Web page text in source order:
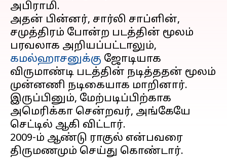
அபிராமி.
அதன் பின்னர், சார்லி சாப்ளின்,
சமுத்திரம் போன்ற படத்தின் மூலம்
பரவலாக அறியப்பட்டாலும்,
கமல்ஹாசனுக்கு ஜோடியாக
விருமாண்டி படத்தின் நடித்ததன் மூலம்
முன்னணி நடிகையாக மாறினார்.
இருப்பினும், மேற்படிப்பிற்காக
அமெரிக்கா சென்றவர், அங்கேயே
செட்டில் ஆகி விட்டார்.
2009-ம் ஆண்டு ராகுல் என்பவரை
திருமணமும் செய்து கொண்டார்.